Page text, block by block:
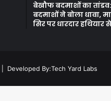
बेखौफ बदमाशों का
बदमाशों ने बोला धावा,
सिर पर धारदार हथियार
Developed By:Tech Yard Labs